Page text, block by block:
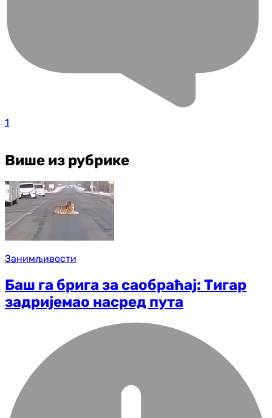
1
Више из рубрике
Занимљивости
Баш га брига за саобраћај: Тигар
задријемао насред пута